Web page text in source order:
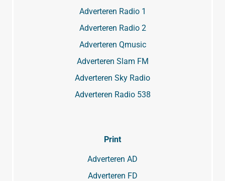
Adverteren Radio 1
Adverteren Radio 2
Adverteren Qmusic
Adverteren Slam FM
Adverteren Sky Radio
Adverteren Radio 538
Print
Adverteren AD
Adverteren FD